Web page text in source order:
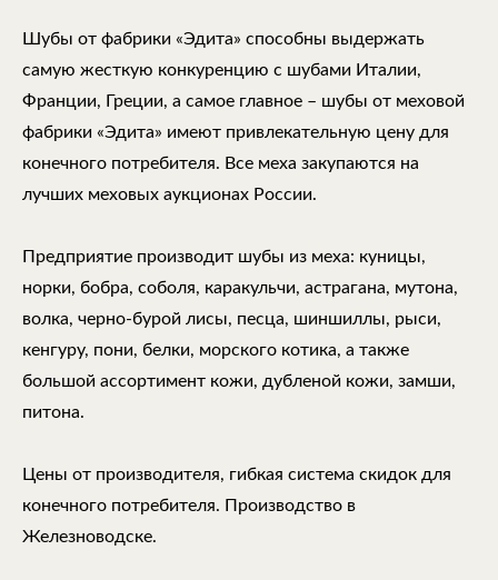
Шубы от фабрики «Эдита» способны выдержать
самую жесткую конкуренцию с шубами Италии,
Франции, Греции, а самое главное – шубы от меховой
фабрики «Эдита» имеют привлекательную цену для
конечного потребителя. Все меха закупаются на
лучших меховых аукционах России.
Предприятие производит шубы из меха: куницы,
норки, бобра, соболя, каракульчи, астрагана, мутона,
волка, черно-бурой лисы, песца, шиншиллы, рыси,
кенгуру, пони, белки, морского котика, а также
большой ассортимент кожи, дубленой кожи, замши,
питона.
Цены от производителя, гибкая система скидок для
конечного потребителя. Производство в
Железноводске.